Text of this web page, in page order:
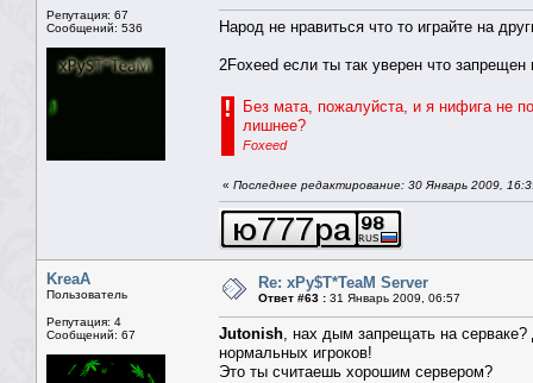
Репутация: 67
Сообщений: 536
Народ не нравиться что то играйте на
2Foxeed если ты так уверен что
!
Без мата, пожалуйста, и я нифига не
лишнее?
Foxeed
« Последнее редактирование: 30 Январь 2009,
KreaA
Пользователь
Репутация: 4
Сообщений: 67
Re: xPy$T*TeaM Server
Ответ #63 : 31 Январь 2009, 06:57
Jutonish, нах дым запрещать на
нормальных игроков!
Это ты считаешь хорошим сервером?